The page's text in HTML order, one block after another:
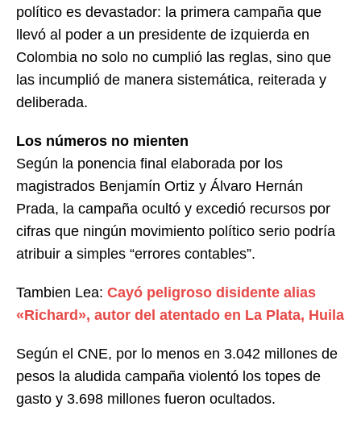
político es devastador: la primera campaña que
llevó al poder a un presidente de izquierda en
Colombia no solo no cumplió las reglas, sino que
las incumplió de manera sistemática, reiterada y
deliberada.
Los números no mienten
Según la ponencia final elaborada por los
magistrados Benjamín Ortiz y Álvaro Hernán
Prada, la campaña ocultó y excedió recursos por
cifras que ningún movimiento político serio podría
atribuir a simples “errores contables”.
Tambien Lea: Cayó peligroso disidente alias
«Richard», autor del atentado en La Plata, Huila
Según el CNE, por lo menos en 3.042 millones de
pesos la aludida campaña violentó los topes de
gasto y 3.698 millones fueron ocultados.